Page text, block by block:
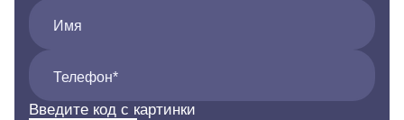
Имя
Телефон*
Введите код с картинки